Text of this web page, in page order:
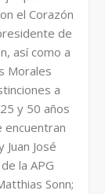
el Corazón
de
así como a
Morales
a
y 50 años
encuentran
Juan José
la APG
Sonn;